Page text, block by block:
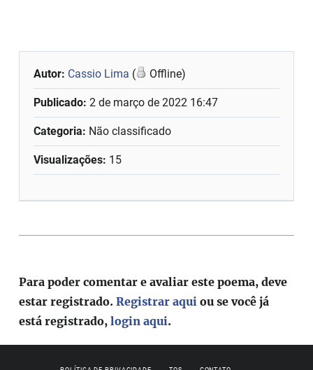
Autor: Cassio Lima ( Offline)
Publicado:2 de março de 2022 16:47
Categoria: Não classificado
Visualizações: 15
Para poder comentar e avaliar este poema, deve
estar registrado.Registrar aqui ou se você já
está registrado,login aqui.